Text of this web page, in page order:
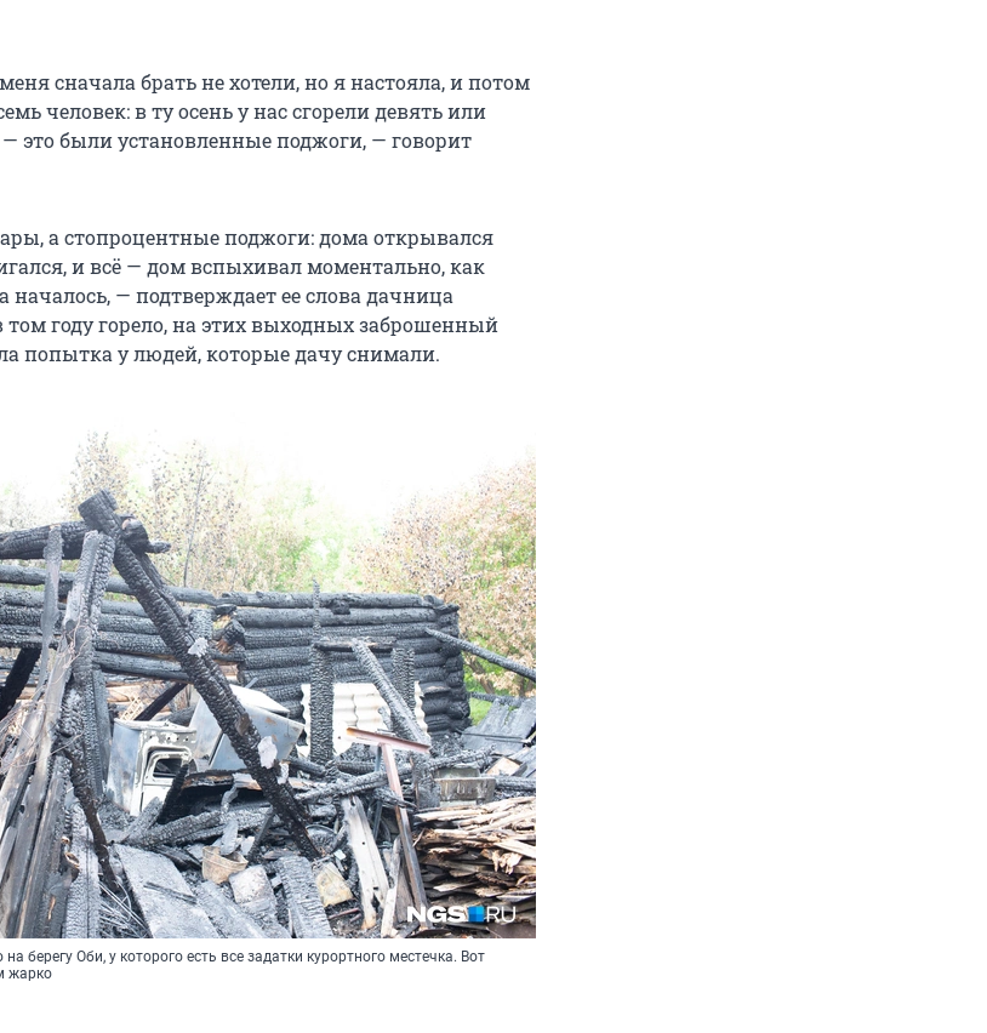
сначала брать не хотели, но я настояла, и потом
человек: в ту осень у нас сгорели девять или
это были установленные поджоги, — говорит
а стопроцентные поджоги: дома открывался
и всё — дом вспыхивал моментально, как
началось, — подтверждает ее слова дачница
году горело, на этих выходных заброшенный
попытка у людей, которые дачу снимали.
берегу Оби, у которого есть все задатки курортного местечка. Вот
жарко